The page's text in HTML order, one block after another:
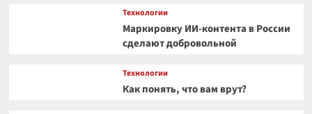
Технологии
Маркировку ИИ-контента в России
сделают добровольной
Технологии
Как понять, что вам врут?